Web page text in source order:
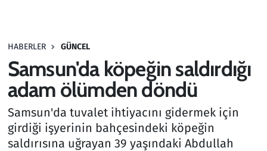
HABERLER GÜNCEL
Samsun'da köpeğin saldırdığı
adam ölümden döndü
Samsun'da tuvalet ihtiyacını gidermek için
girdiği işyerinin bahçesindeki köpeğin
saldırısına uğrayan 39 yaşındaki Abdullah
Haber
Kültür Sanat
Kurumsal Haberler
Lezzet Durağı